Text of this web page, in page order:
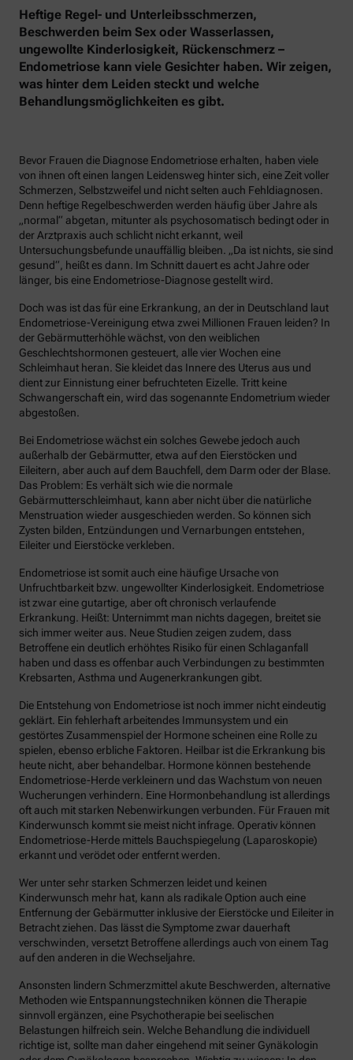
Heftige Regel- und Unterleibsschmerzen,
Beschwerden beim Sex oder Wasserlassen,
ungewollte Kinderlosigkeit, Rückenschmerz –
Endometriose kann viele Gesichter haben. Wir zeigen,
was hinter dem Leiden steckt und welche
Behandlungsmöglichkeiten es gibt.
Bevor Frauen die Diagnose Endometriose erhalten, haben viele
von ihnen oft einen langen Leidensweg hinter sich, eine Zeit voller
Schmerzen, Selbstzweifel und nicht selten auch Fehldiagnosen.
Denn heftige Regelbeschwerden werden häufig über Jahre als
„normal“ abgetan, mitunter als psychosomatisch bedingt oder in
der Arztpraxis auch schlicht nicht erkannt, weil
Untersuchungsbefunde unauffällig bleiben. „Da ist nichts, sie sind
gesund“, heißt es dann. Im Schnitt dauert es acht Jahre oder
länger, bis eine Endometriose-Diagnose gestellt wird.
Doch was ist das für eine Erkrankung, an der in Deutschland laut
Endometriose-Vereinigung etwa zwei Millionen Frauen leiden? In
der Gebärmutterhöhle wächst, von den weiblichen
Geschlechtshormonen gesteuert, alle vier Wochen eine
Schleimhaut heran. Sie kleidet das Innere des Uterus aus und
dient zur Einnistung einer befruchteten Eizelle. Tritt keine
Schwangerschaft ein, wird das sogenannte Endometrium wieder
abgestoßen.
Bei Endometriose wächst ein solches Gewebe jedoch auch
außerhalb der Gebärmutter, etwa auf den Eierstöcken und
Eileitern, aber auch auf dem Bauchfell, dem Darm oder der Blase.
Das Problem: Es verhält sich wie die normale
Gebärmutterschleimhaut, kann aber nicht über die natürliche
Menstruation wieder ausgeschieden werden. So können sich
Zysten bilden, Entzündungen und Vernarbungen entstehen,
Eileiter und Eierstöcke verkleben.
Endometriose ist somit auch eine häufige Ursache von
Unfruchtbarkeit bzw. ungewollter Kinderlosigkeit. Endometriose
ist zwar eine gutartige, aber oft chronisch verlaufende
Erkrankung. Heißt: Unternimmt man nichts dagegen, breitet sie
sich immer weiter aus. Neue Studien zeigen zudem, dass
Betroffene ein deutlich erhöhtes Risiko für einen Schlaganfall
haben und dass es offenbar auch Verbindungen zu bestimmten
Krebsarten, Asthma und Augenerkrankungen gibt.
Die Entstehung von Endometriose ist noch immer nicht eindeutig
geklärt. Ein fehlerhaft arbeitendes Immunsystem und ein
gestörtes Zusammenspiel der Hormone scheinen eine Rolle zu
spielen, ebenso erbliche Faktoren. Heilbar ist die Erkrankung bis
heute nicht, aber behandelbar. Hormone können bestehende
Endometriose-Herde verkleinern und das Wachstum von neuen
Wucherungen verhindern. Eine Hormonbehandlung ist allerdings
oft auch mit starken Nebenwirkungen verbunden. Für Frauen mit
Kinderwunsch kommt sie meist nicht infrage. Operativ können
Endometriose-Herde mittels Bauchspiegelung (Laparoskopie)
erkannt und verödet oder entfernt werden.
Wer unter sehr starken Schmerzen leidet und keinen
Kinderwunsch mehr hat, kann als radikale Option auch eine
Entfernung der Gebärmutter inklusive der Eierstöcke und Eileiter in
Betracht ziehen. Das lässt die Symptome zwar dauerhaft
verschwinden, versetzt Betroffene allerdings auch von einem Tag
auf den anderen in die Wechseljahre.
Ansonsten lindern Schmerzmittel akute Beschwerden, alternative
Methoden wie Entspannungstechniken können die Therapie
sinnvoll ergänzen, eine Psychotherapie bei seelischen
Belastungen hilfreich sein. Welche Behandlung die individuell
richtige ist, sollte man daher eingehend mit seiner Gynäkologin